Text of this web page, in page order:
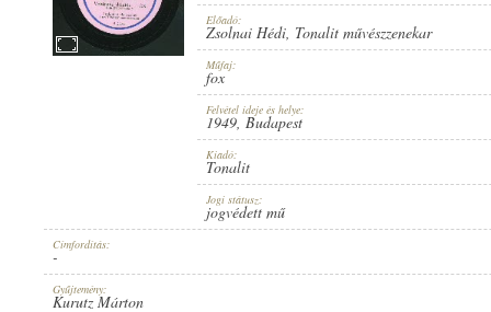
LEMEZSZÁM:
Előadó:
Zsolnai Hédi, Tonalit művészzenekar
Műfaj:
fox
Felvétel ideje és helye:
1949, Budapest
Kiadó:
Tonalit
Jogi státusz:
jogvédett mű
Címfordítás:
-
Gyűjtemény:
Kurutz Márton